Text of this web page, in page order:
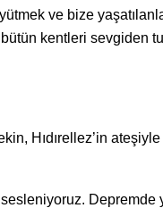
ve bize
kentleri sevgiden
Hıdırellez’in
Depremde